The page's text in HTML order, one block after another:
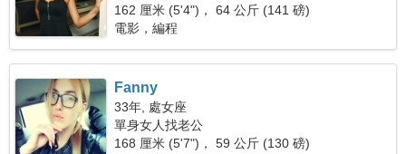
162 厘米 (5'4")， 64 公斤 (141 磅)
電影，編程
Fanny
33年, 處女座
單身女人找老公
168 厘米 (5'7")， 59 公斤 (130 磅)